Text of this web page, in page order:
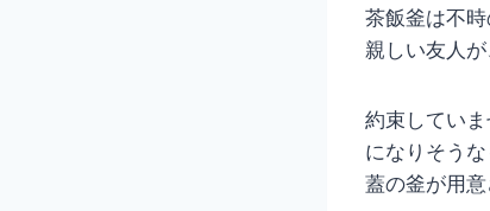
茶飯釜は不
親しい友人
約束してい
になりそう
蓋の釜が用